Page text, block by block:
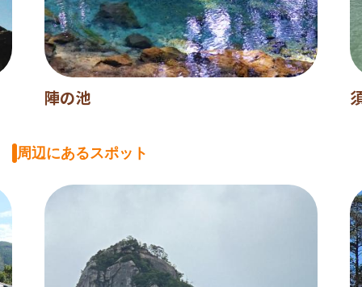
陣の池
周辺にあるスポット